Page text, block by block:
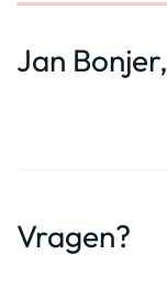
Jan
Vragen?